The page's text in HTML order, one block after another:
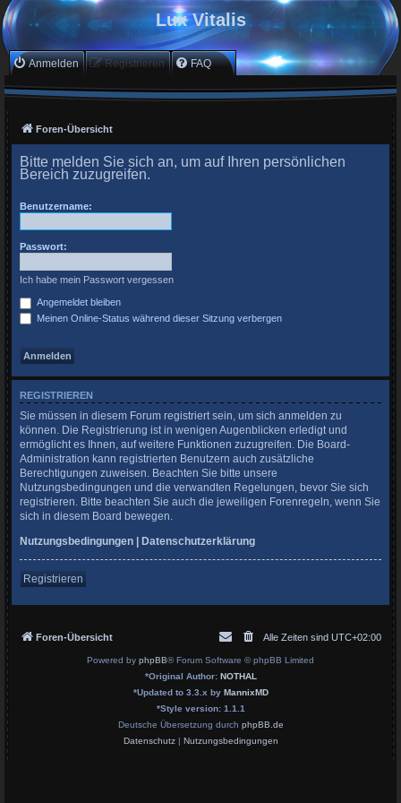
Lux Vitalis
Anmelden Registrieren FAQ
Foren-Übersicht
Bitte melden Sie sich an, um auf Ihren persönlichen
Bereich zuzugreifen.
Benutzername:
Passwort:
Ich habe mein Passwort vergessen
Angemeldet bleiben
Meinen Online-Status während dieser Sitzung verbergen
REGISTRIEREN
Sie müssen in diesem Forum registriert sein, um sich anmelden zu
können. Die Registrierung ist in wenigen Augenblicken erledigt und
ermöglicht es Ihnen, auf weitere Funktionen zuzugreifen. Die Board-
Administration kann registrierten Benutzern auch zusätzliche
Berechtigungen zuweisen. Beachten Sie bitte unsere
Nutzungsbedingungen und die verwandten Regelungen, bevor Sie sich
registrieren. Bitte beachten Sie auch die jeweiligen Forenregeln, wenn Sie
sich in diesem Board bewegen.
Nutzungsbedingungen | Datenschutzerklärung
Registrieren
Foren-Übersicht Alle Zeiten sind UTC+02:00
Powered by phpBB® Forum Software © phpBB Limited
*Original Author: NOTHAL
*Updated to 3.3.x by MannixMD
*Style version: 1.1.1
Deutsche Übersetzung durch phpBB.de
Datenschutz| Nutzungsbedingungen